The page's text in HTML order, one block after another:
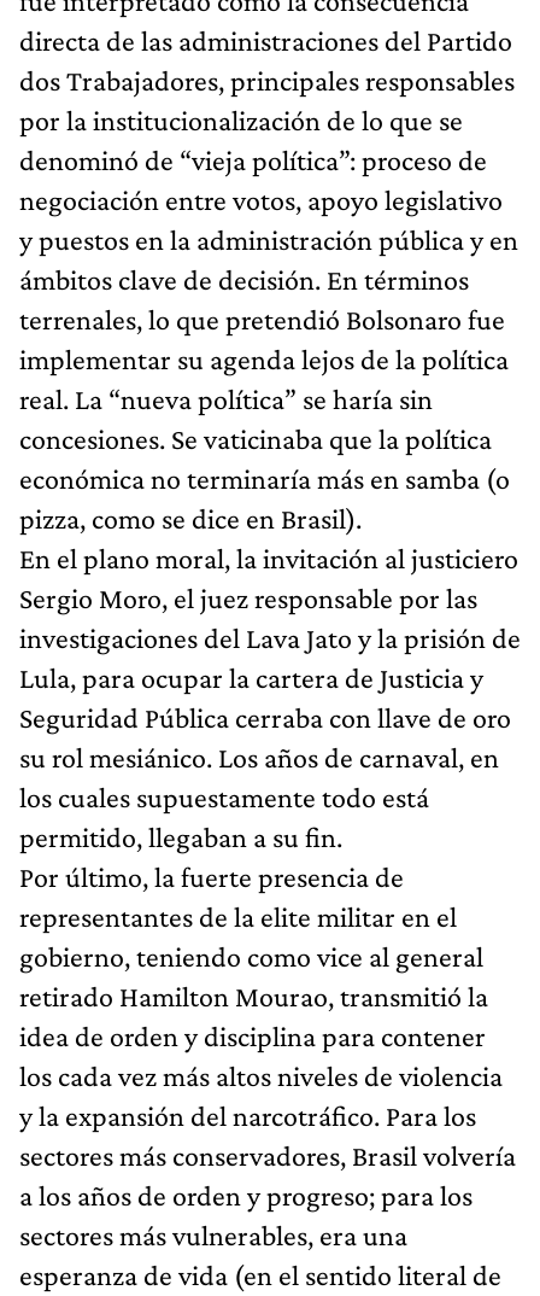
directa de las administraciones del Partido
dos Trabajadores, principales responsables
por la institucionalización de lo que se
denominó de “vieja política”: proceso de
negociación entre votos, apoyo legislativo
y puestos en la administración pública y en
ámbitos clave de decisión. En términos
terrenales, lo que pretendió Bolsonaro fue
implementar su agenda lejos de la política
real. La “nueva política” se haría sin
concesiones. Se vaticinaba que la política
económica no terminaría más en samba (o
pizza, como se dice en Brasil).
En el plano moral, la invitación al justiciero
Sergio Moro, el juez responsable por las
investigaciones del Lava Jato y la prisión de
Lula, para ocupar la cartera de Justicia y
Seguridad Pública cerraba con llave de oro
su rol mesiánico. Los años de carnaval, en
los cuales supuestamente todo está
permitido, llegaban a su fin.
Por último, la fuerte presencia de
representantes de la elite militar en el
gobierno, teniendo como vice al general
retirado Hamilton Mourao, transmitió la
idea de orden y disciplina para contener
los cada vez más altos niveles de violencia
y la expansión del narcotráfico. Para los
sectores más conservadores, Brasil volvería
a los años de orden y progreso; para los
sectores más vulnerables, era una
esperanza de vida (en el sentido literal de